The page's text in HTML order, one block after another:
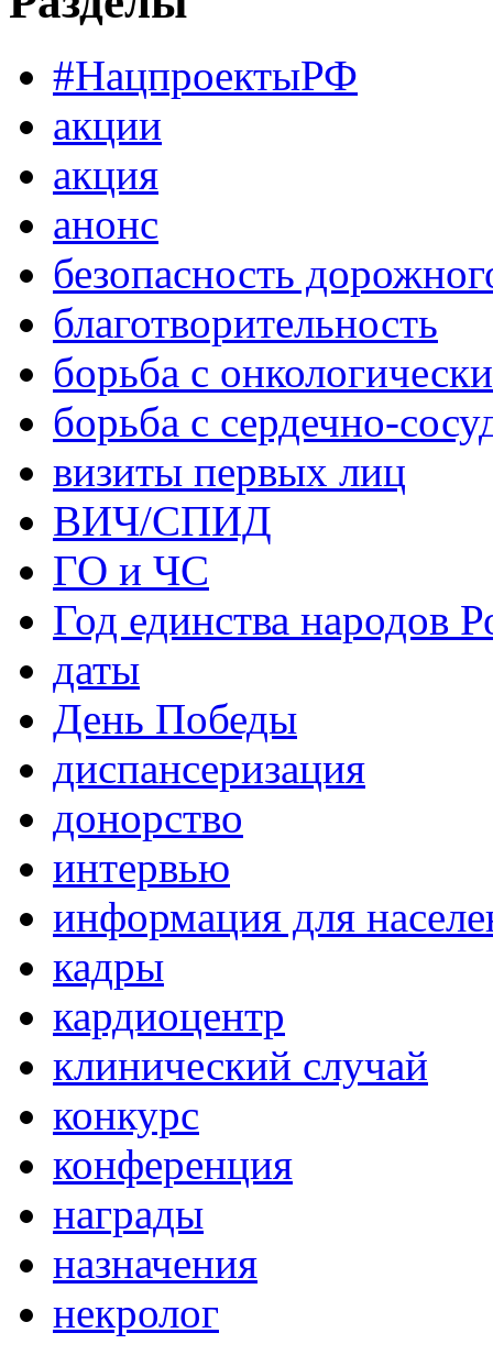
#НацпроектыРФ
акции
акция
анонс
безопасность
благотворительность
борьба с
борьба с сердечно-
визиты первых лиц
ВИЧ/СПИД
ГО и ЧС
Год единства народов
даты
День Победы
диспансеризация
донорство
интервью
информация для
кадры
кардиоцентр
клинический случай
конкурс
конференция
награды
назначения
некролог